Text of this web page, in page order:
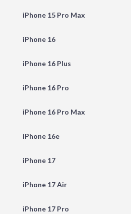
iPhone 15 Pro Max
iPhone 16
iPhone 16 Plus
iPhone 16 Pro
iPhone 16 Pro Max
iPhone 16e
iPhone 17
iPhone 17 Air
iPhone 17 Pro